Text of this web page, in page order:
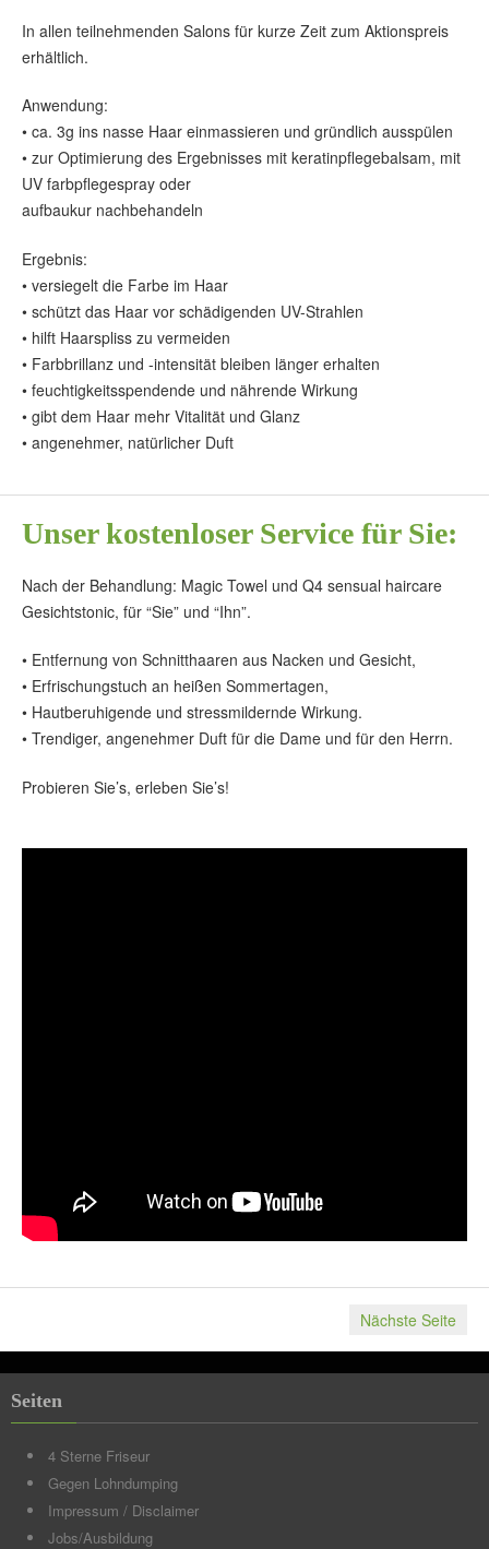
In allen teilnehmenden Salons für kurze Zeit zum Aktionspreis
erhältlich.
Anwendung:
• ca. 3g ins nasse Haar einmassieren und gründlich ausspülen
• zur Optimierung des Ergebnisses mit keratinpflegebalsam, mit
UV farbpflegespray oder
aufbaukur nachbehandeln
Ergebnis:
• versiegelt die Farbe im Haar
• schützt das Haar vor schädigenden UV-Strahlen
• hilft Haarspliss zu vermeiden
• Farbbrillanz und -intensität bleiben länger erhalten
• feuchtigkeitsspendende und nährende Wirkung
• gibt dem Haar mehr Vitalität und Glanz
• angenehmer, natürlicher Duft
Unser kostenloser Service für Sie:
Nach der Behandlung: Magic Towel und Q4 sensual haircare
Gesichtstonic, für “Sie” und “Ihn”.
• Entfernung von Schnitthaaren aus Nacken und Gesicht,
• Erfrischungstuch an heißen Sommertagen,
• Hautberuhigende und stressmildernde Wirkung.
• Trendiger, angenehmer Duft für die Dame und für den Herrn.
Probieren Sie’s, erleben Sie’s!
Nächste Seite
Seiten
4 Sterne Friseur
Gegen Lohndumping
Impressum / Disclaimer
Jobs/Ausbildung